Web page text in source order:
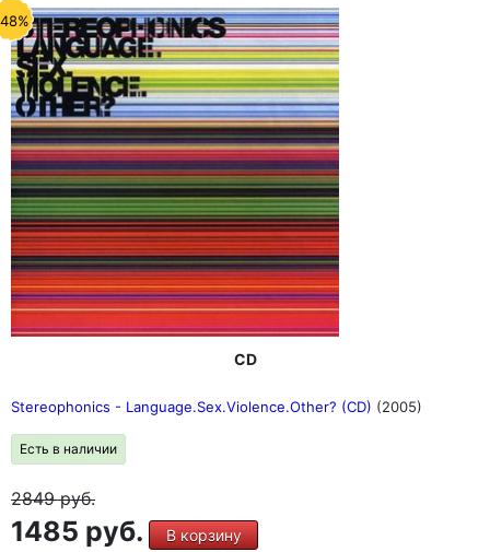
CD
Stereophonics - Language.Sex.Violence.Other? (CD) (2005)
Есть в наличии
2849руб.
1485 руб. В корзину